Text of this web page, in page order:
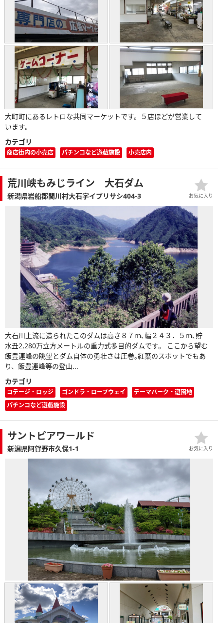
大町町にあるレトロな共同マーケットです。５店ほどが営業して
います。
カテゴリ
商店街内の小売店 パチンコなど遊戯施設 小売店内
荒川峡もみじライン 大石ダム
新潟県岩船郡関川村大石字イブリサシ404-3
大石川上流に造られたこのダムは高さ８７ｍ､幅２４３．５ｍ､貯
水丑2,280万立方メートルの重力式多目的ダムです。 ここから望む
飯豊連峰の眺望とダム自体の勇壮さは圧巻｡紅葉のスポットでもあ
り、飯豊連峰等の登山...
カテゴリ
コテージ・ロッジ ゴンドラ・ロープウェイ
テーマパーク・遊園地
パチンコなど遊戯施設
お気に入り
サントピアワールド
新潟県阿賀野市久保1-1 お気に入り